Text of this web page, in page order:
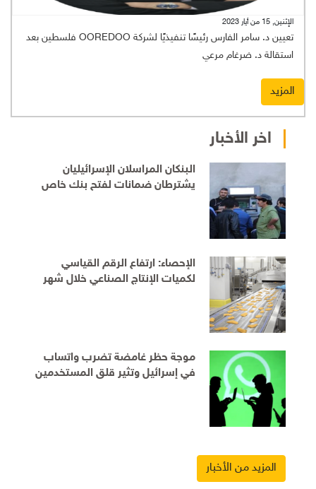
الإثنين, 15 من أيار 2023
تعيين د. سامر الفارس رئيسًا تنفيذيًا لشركة OOREDOO فلسطين بعد
استقالة د. ضرغام مرعي
المزيد
اخر الأخبار
البنكان المراسلان الإسرائيليان
يشترطان ضمانات لفتح بنك خاص
الإحصاء: ارتفاع الرقم القياسي
لكميات الإنتاج الصناعي خلال شهر
موجة حظر غامضة تضرب واتساب
في إسرائيل وتثير قلق المستخدمين
المزيد من الأخبار